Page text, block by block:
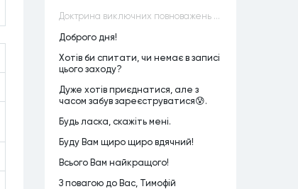
Доктрина виключних повноважень VS Доктрина прихованих повноважень
Доброго дня!
Хотів би спитати, чи немає в записі
цього заходу?
Дуже хотів приєднатися, але з
часом забув зареєструватися😰.
Будь ласка, скажіть мені.
Буду Вам щиро щиро вдячний!
Всього Вам найкращого!
З повагою до Вас, Тимофій